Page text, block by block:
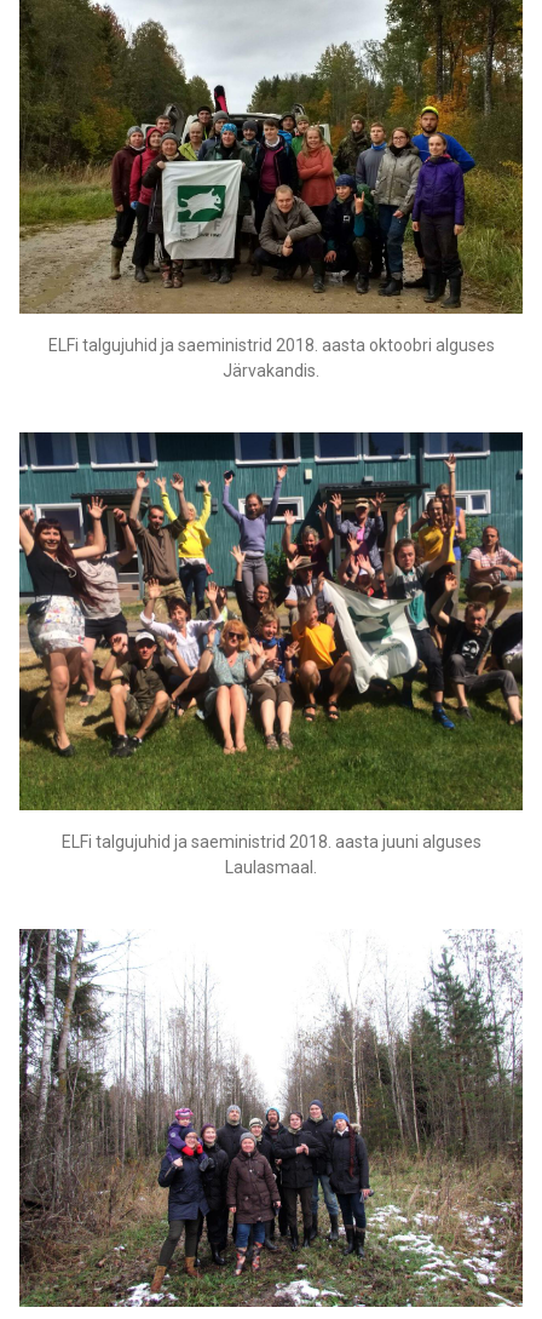
ELFi talgujuhid ja saeministrid 2018. aasta oktoobri alguses
Järvakandis.
ELFi talgujuhid ja saeministrid 2018. aasta juuni alguses
Laulasmaal.